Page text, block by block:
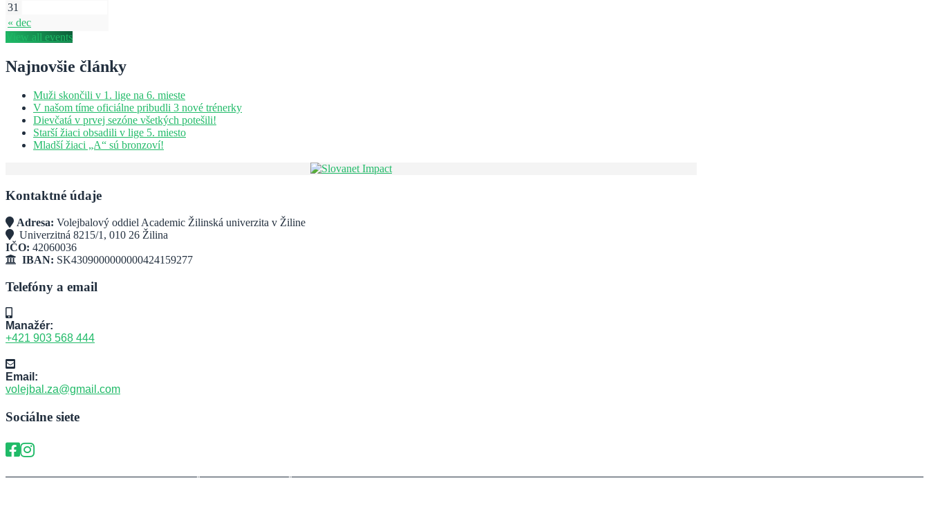
« dec
31
View all events
Najnovšie články
Muži skončili v 1. lige na 6. mieste
V našom tíme oficiálne pribudli 3 nové trénerky
Dievčatá v prvej sezóne všetkých potešili!
Starší žiaci obsadili v lige 5. miesto
Mladší žiaci „A“ sú bronzoví!
Kontaktné údaje
Adresa: Volejbalový oddiel Academic Žilinská univerzita v Žiline
Univerzitná 8215/1, 010 26 Žilina
IČO: 42060036
IBAN: SK4309000000000424159277
Telefóny a email
Manažér:
+421 903 568 444
Email:
volejbal.za@gmail.com
Sociálne siete